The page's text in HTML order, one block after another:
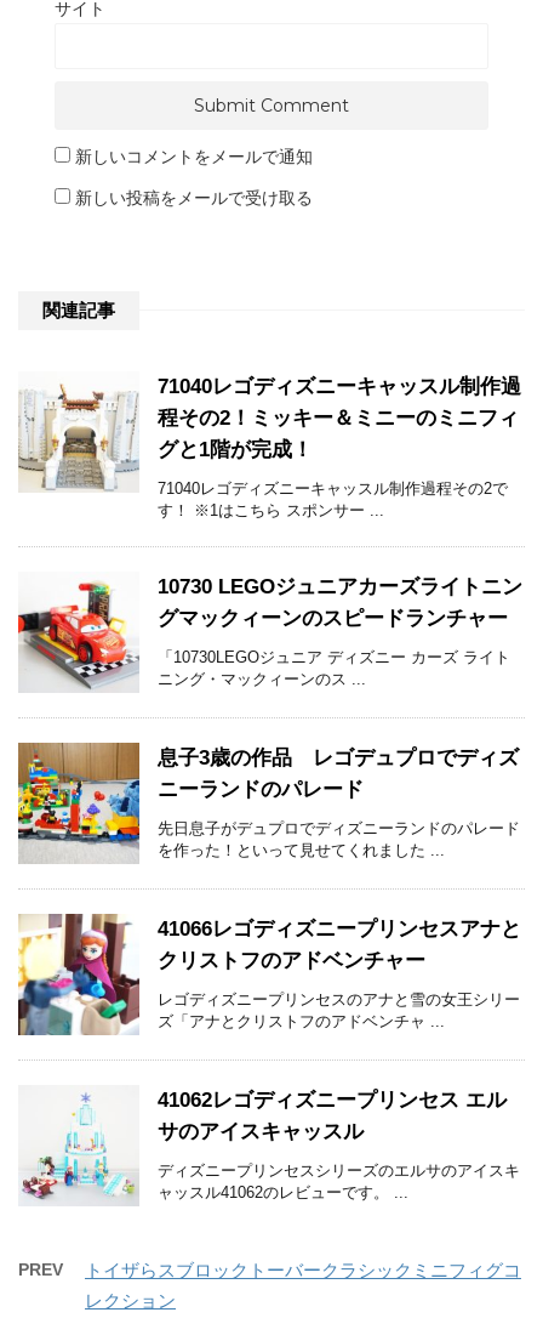
サイト
新しいコメントをメールで通知
新しい投稿をメールで受け取る
関連記事
71040レゴディズニーキャッスル制作過
程その2！ミッキー＆ミニーのミニフィ
グと1階が完成！
71040レゴディズニーキャッスル制作過程その2で
す！ ※1はこちら スポンサー ...
10730 LEGOジュニアカーズライトニン
グマックィーンのスピードランチャー
「10730LEGOジュニア ディズニー カーズ ライト
ニング・マックィーンのス ...
息子3歳の作品 レゴデュプロでディズ
ニーランドのパレード
先日息子がデュプロでディズニーランドのパレード
を作った！といって見せてくれました ...
41066レゴディズニープリンセスアナと
クリストフのアドベンチャー
レゴディズニープリンセスのアナと雪の女王シリー
ズ「アナとクリストフのアドベンチャ ...
41062レゴディズニープリンセス エル
サのアイスキャッスル
ディズニープリンセスシリーズのエルサのアイスキ
ャッスル41062のレビューです。 ...
PREV
トイザらスブロックトーバークラシックミニフィグコ
レクション